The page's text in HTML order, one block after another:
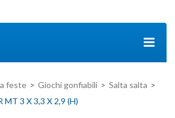
feste > Giochi gonfiabili > Salta salta >
MT 3 X 3,3 X 2,9 (H)